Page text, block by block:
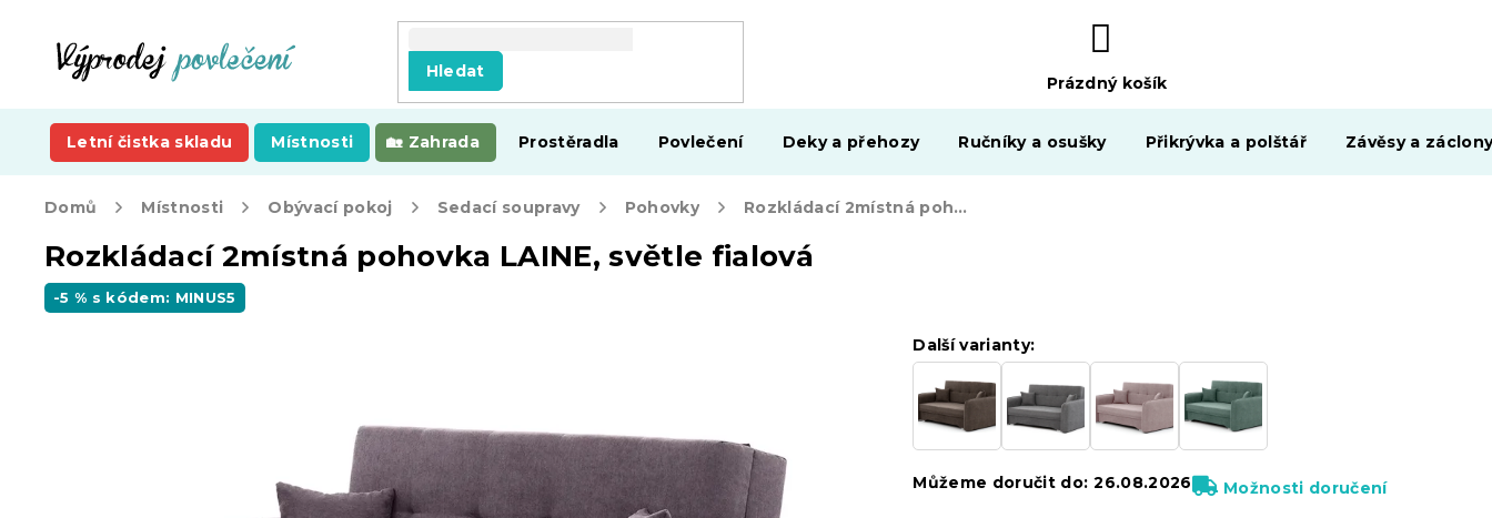
Hledat
NÁKUPNÍ
KOŠÍK
Prázdný košík
Letní čistka skladu Místnosti Zahrada Prostěradla Povlečení Deky a přehozy Ručníky a osušky Přikrývka a polštář Závěsy a
Domů Místnosti Obývací pokoj Sedací soupravy Pohovky Rozkládací 2místná pohovka LAINE, světle fialová
Rozkládací 2místná pohovka LAINE, světle fialová
-5 % s kódem: MINUS5
Další varianty:
Můžeme doručit do: 26.08.2026 Možnosti doručení